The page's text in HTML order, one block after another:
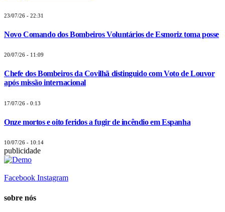
23/07/26 - 22:31
Novo Comando dos Bombeiros Voluntários de Esmoriz toma posse
20/07/26 - 11:09
Chefe dos Bombeiros da Covilhã distinguido com Voto de Louvor
após missão internacional
17/07/26 - 0:13
Onze mortos e oito feridos a fugir de incêndio em Espanha
10/07/26 - 10:14
publicidade
Facebook Instagram
sobre nós